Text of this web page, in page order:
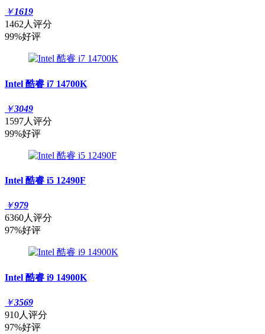
￥1619
1462人评分
99%好评
Intel 酷睿 i7 14700K
￥3049
1597人评分
99%好评
Intel 酷睿 i5 12490F
￥979
6360人评分
97%好评
Intel 酷睿 i9 14900K
￥3569
910人评分
97%好评